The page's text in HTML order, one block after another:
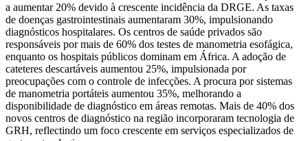
a aumentar 20% devido à crescente incidência da DRGE. As taxas
de doenças gastrointestinais aumentaram 30%, impulsionando
diagnósticos hospitalares. Os centros de saúde privados são
responsáveis ​​por mais de 60% dos testes de manometria esofágica,
enquanto os hospitais públicos dominam em África. A adoção de
cateteres descartáveis ​​aumentou 25%, impulsionada por
preocupações com o controle de infecções. A procura por sistemas
de manometria portáteis aumentou 35%, melhorando a
disponibilidade de diagnóstico em áreas remotas. Mais de 40% dos
novos centros de diagnóstico na região incorporaram tecnologia de
GRH, reflectindo um foco crescente em serviços especializados de